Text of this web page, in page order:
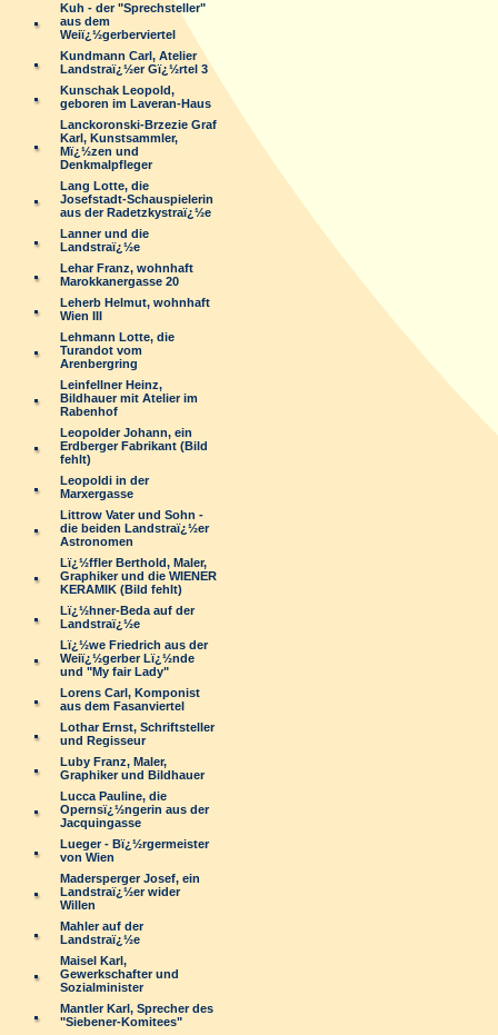
Kuh - der "Sprechsteller"
aus dem
Weiï¿½gerberviertel
Kundmann Carl, Atelier
Landstraï¿½er Gï¿½rtel 3
Kunschak Leopold,
geboren im Laveran-Haus
Lanckoronski-Brzezie Graf
Karl, Kunstsammler,
Mï¿½zen und
Denkmalpfleger
Lang Lotte, die
Josefstadt-Schauspielerin
aus der Radetzkystraï¿½e
Lanner und die
Landstraï¿½e
Lehar Franz, wohnhaft
Marokkanergasse 20
Leherb Helmut, wohnhaft
Wien III
Lehmann Lotte, die
Turandot vom
Arenbergring
Leinfellner Heinz,
Bildhauer mit Atelier im
Rabenhof
Leopolder Johann, ein
Erdberger Fabrikant (Bild
fehlt)
Leopoldi in der
Marxergasse
Littrow Vater und Sohn -
die beiden Landstraï¿½er
Astronomen
Lï¿½ffler Berthold, Maler,
Graphiker und die WIENER
KERAMIK (Bild fehlt)
Lï¿½hner-Beda auf der
Landstraï¿½e
Lï¿½we Friedrich aus der
Weiï¿½gerber Lï¿½nde
und "My fair Lady"
Lorens Carl, Komponist
aus dem Fasanviertel
Lothar Ernst, Schriftsteller
und Regisseur
Luby Franz, Maler,
Graphiker und Bildhauer
Lucca Pauline, die
Opernsï¿½ngerin aus der
Jacquingasse
Lueger - Bï¿½rgermeister
von Wien
Madersperger Josef, ein
Landstraï¿½er wider
Willen
Mahler auf der
Landstraï¿½e
Maisel Karl,
Gewerkschafter und
Sozialminister
Mantler Karl, Sprecher des
"Siebener-Komitees"